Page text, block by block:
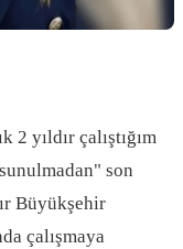
yıldır çalıştığım
son
Büyükşehir
çalışmaya